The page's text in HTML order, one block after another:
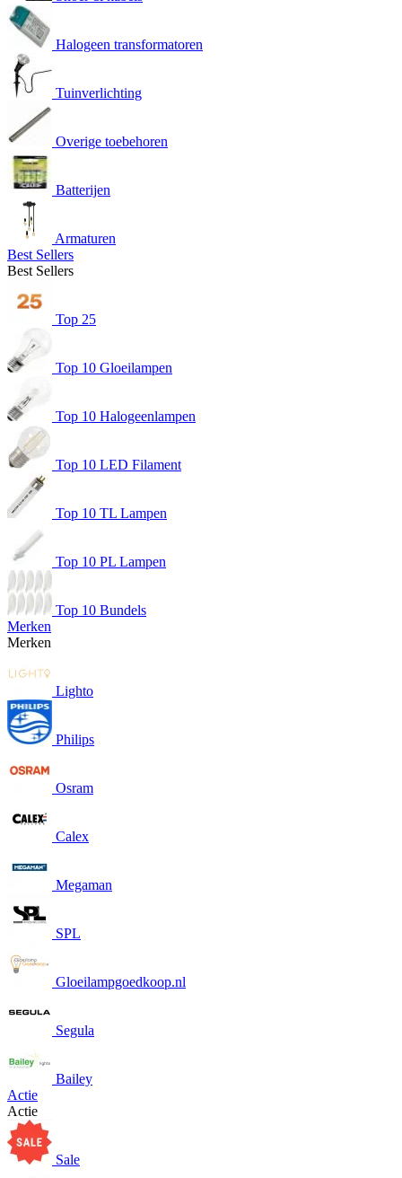
Halogeen transformatoren
Tuinverlichting
Overige toebehoren
Batterijen
Armaturen
Best Sellers
Best Sellers
Top 25
Top 10 Gloeilampen
Top 10 Halogeenlampen
Top 10 LED Filament
Top 10 TL Lampen
Top 10 PL Lampen
Top 10 Bundels
Merken
Merken
Lighto
Philips
Osram
Calex
Megaman
SPL
Gloeilampgoedkoop.nl
Segula
Bailey
Actie
Actie
Sale